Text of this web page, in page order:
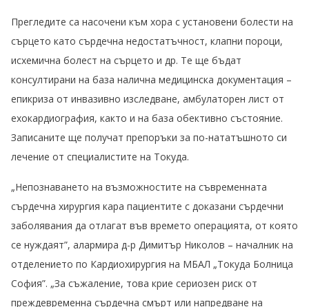
Прегледите са насочени към хора с установени болести на
сърцето като сърдечна недостатъчност, клапни пороци,
исхемична болест на сърцето и др. Те ще бъдат
консултирани на база налична медицинска документация –
епикриза от инвазивно изследване, амбулаторен лист от
ехокардиография, както и на база обективно състояние.
Записаните ще получат препоръки за по-нататъшното си
лечение от специалистите на Токуда.
„Непознаването на възможностите на съвременната
сърдечна хирургия кара пациентите с доказани сърдечни
заболявания да отлагат във времето операцията, от която
се нуждаят”, алармира д-р Димитър Николов – началник на
отделението по Кардиохирургия на МБАЛ „Токуда Болница
София”. „За съжаление, това крие сериозен риск от
преждевременна сърдечна смърт или напредване на